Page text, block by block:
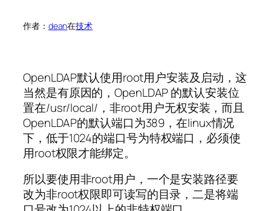
作者： dean在技术
OpenLDAP默认使用root用户安装及启动，这
当然是有原因的，OpenLDAP 的默认安装位
置在/usr/local/，非root用户无权安装，而且
OpenLDAP的默认端口为389，在linux情况
下，低于1024的端口号为特权端口，必须使
用root权限才能绑定。
所以要使用非root用户，一个是安装路径要
改为非root权限即可读写的目录，二是将端